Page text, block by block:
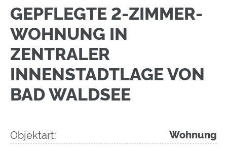
GEPFLEGTE 2-ZIMMER-
WOHNUNG IN
ZENTRALER
INNENSTADTLAGE VON
BAD WALDSEE
Objektart: Wohnung